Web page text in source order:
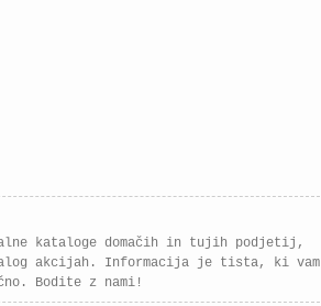
kataloge domačih in tujih podjetij,
akcijah. Informacija je tista, ki vam
Bodite z nami!